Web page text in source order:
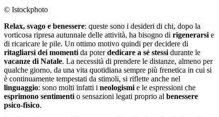
© Istockphoto
Relax, svago e benessere: queste sono i desideri di chi, dopo la
vorticosa ripresa autunnale delle attività, ha bisogno di rigenerarsi e
di ricaricare le pile. Un ottimo motivo quindi per decidere di
ritagliarsi dei momenti da poterdedicare a sé stessi durante le
vacanze di Natale. La necessità di prendere le distanze, almeno per
qualche giorno, da una vita quotidiana sempre più frenetica in cui si
è continuamente tempestati da stimoli, si riflette anche nel
linguaggio: sono molti infatti i neologismi e le espressioni che
esprimono sentimenti o sensazioni legati proprio al benessere
psico-fisico.